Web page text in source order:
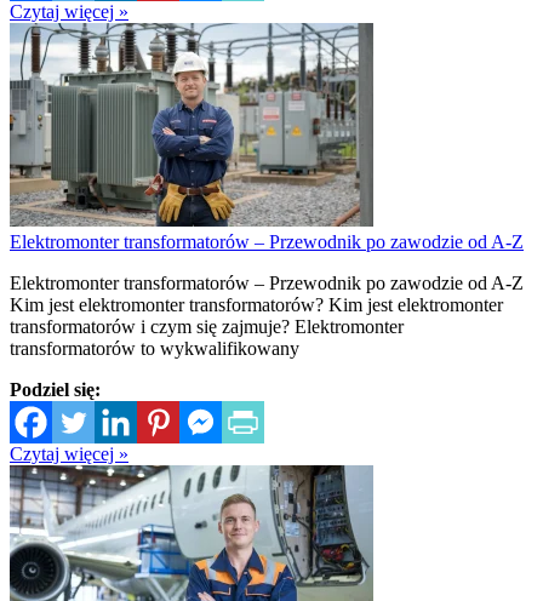
Czytaj więcej »
Elektromonter transformatorów – Przewodnik po zawodzie od A-Z
Elektromonter transformatorów – Przewodnik po zawodzie od A-Z
Kim jest elektromonter transformatorów? Kim jest elektromonter
transformatorów i czym się zajmuje? Elektromonter
transformatorów to wykwalifikowany
Podziel się:
Czytaj więcej »